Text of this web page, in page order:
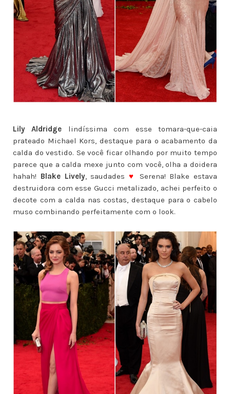
Lily Aldridge lindíssima com esse tomara-que-caia
prateado Michael Kors, destaque para o acabamento da
calda do vestido. Se você ficar olhando por muito tempo
parece que a calda mexe junto com você, olha a doidera
hahah! Blake Lively, saudades ♥
Serena! Blake estava
destruidora com esse Gucci metalizado, achei perfeito o
decote com a calda nas costas, destaque para o cabelo
muso combinando perfeitamente com o look.